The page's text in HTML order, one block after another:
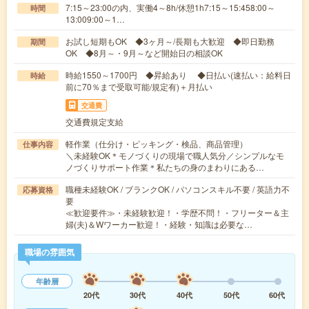
時間
7:15～23:00の内、実働4～8h/休憩1h7:15～15:458:00～
13:009:00～1…
期間
お試し短期もOK ◆3ヶ月～/長期も大歓迎 ◆即日勤務
OK ◆8月～・9月～など開始日の相談OK
時給
時給1550～1700円 ◆昇給あり ◆日払い(速払い：給料日
前に70％まで受取可能/規定有)＋月払い
交通費
交通費規定支給
仕事内容
軽作業（仕分け・ピッキング・検品、商品管理）
＼未経験OK＊モノづくりの現場で職人気分／シンプルなモ
ノづくりサポート作業＊私たちの身のまわりにある…
応募資格
職種未経験OK / ブランクOK / パソコンスキル不要 / 英語力不
要
≪歓迎要件≫・未経験歓迎！・学歴不問！・フリーター＆主
婦(夫)＆Wワーカー歓迎！・経験・知識は必要な…
職場の雰囲気
年齢層
20代
30代 40代 50代
60代